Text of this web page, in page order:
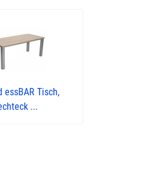
essBAR Tisch,
...